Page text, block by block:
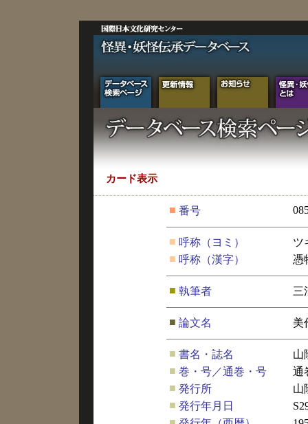
カード表示
■ 番号
■ 呼称（ヨミ）
ツ
■ 呼称（漢字） 憑
■ 執筆者 三
■ 論文名 美
■ 書名・誌名
山
■ 巻・号／通巻・号
通
■ 発行所
山
■ 発行年月日